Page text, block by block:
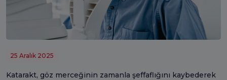
25 Aralık 2025
Katarakt, göz merceğinin zamanla şeffaflığını kaybederek